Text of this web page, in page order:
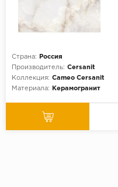
Страна:
Россия
Производитель: Cersanit
Коллекция: Cameo Cersanit
Материала:
Керамогранит